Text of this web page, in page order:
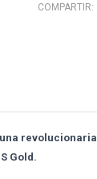
COMPARTIR:
Gold.